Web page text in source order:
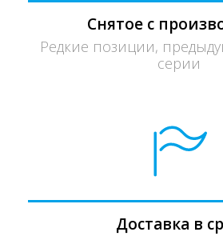
Снятое с
Редкие позиции,
серии
Доставка в